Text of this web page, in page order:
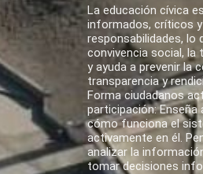
La educación cívica
informados, críticos
responsabilidades, lo
convivencia social, la
y ayuda a prevenir la
transparencia y
Forma ciudadanos
participación:
cómo funciona el
activamente en él.
analizar la
tomar decisiones